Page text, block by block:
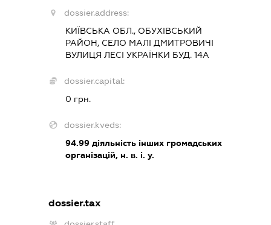
dossier.address:
КИЇВСЬКА ОБЛ., ОБУХІВСЬКИЙ
РАЙОН, СЕЛО МАЛІ ДМИТРОВИЧІ
ВУЛИЦЯ ЛЕСІ УКРАЇНКИ БУД. 14А
dossier.capital:
0 грн.
dossier.kveds:
94.99діяльність інших громадських
організацій, н. в. і. у.
dossier.tax